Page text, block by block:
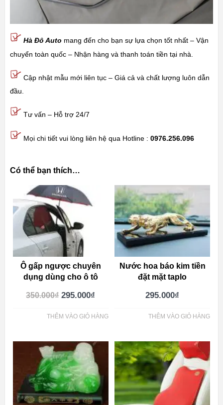
Hà Đô Auto mang đến cho bạn sự lựa chọn tốt nhất – Vận
chuyển toàn quốc – Nhận hàng và thanh toán tiền tại nhà.
Cập nhật mẫu mới liên tục – Giá cả và chất lượng luôn dẫn
đầu.
Tư vấn – Hỗ trợ 24/7
Mọi chi tiết vui lòng liên hệ qua Hotline : 0976.256.096
Có thể bạn thích…
Ô gấp ngược chuyên
dụng dùng cho ô tô
350.000₫ 295.000₫
THÊM VÀO GIỎ HÀNG
Nước hoa báo kim tiền
đặt mặt taplo
295.000₫
THÊM VÀO GIỎ HÀNG